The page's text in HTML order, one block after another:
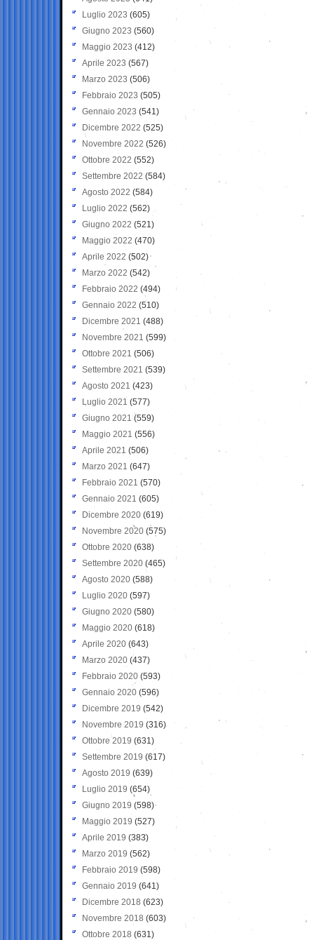
Luglio 2023 (605)
Giugno 2023 (560)
Maggio 2023 (412)
Aprile 2023 (567)
Marzo 2023 (506)
Febbraio 2023 (505)
Gennaio 2023 (541)
Dicembre 2022 (525)
Novembre 2022 (526)
Ottobre 2022 (552)
Settembre 2022 (584)
Agosto 2022 (584)
Luglio 2022 (562)
Giugno 2022 (521)
Maggio 2022 (470)
Aprile 2022 (502)
Marzo 2022 (542)
Febbraio 2022 (494)
Gennaio 2022 (510)
Dicembre 2021 (488)
Novembre 2021 (599)
Ottobre 2021 (506)
Settembre 2021 (539)
Agosto 2021 (423)
Luglio 2021 (577)
Giugno 2021(559)
Maggio 2021 (556)
Aprile 2021 (506)
Marzo 2021 (647)
Febbraio 2021 (570)
Gennaio 2021 (605)
Dicembre 2020 (619)
Novembre 2020 (575)
Ottobre 2020 (638)
Settembre 2020(465)
Agosto 2020 (588)
Luglio 2020 (597)
Giugno 2020 (580)
Maggio 2020 (618)
Aprile 2020 (643)
Marzo 2020 (437)
Febbraio 2020 (593)
Gennaio 2020 (596)
Dicembre 2019 (542)
Novembre 2019 (316)
Ottobre 2019 (631)
Settembre 2019 (617)
Agosto 2019 (639)
Luglio 2019 (654)
Giugno 2019 (598)
Maggio 2019 (527)
Aprile 2019 (383)
Marzo 2019 (562)
Febbraio 2019 (598)
Gennaio 2019 (641)
Dicembre 2018 (623)
Novembre 2018 (603)
Ottobre 2018 (631)